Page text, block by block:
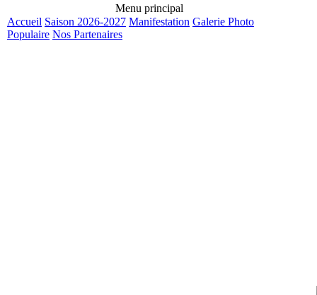
Menu principal
Accueil Saison 2026-2027 Manifestation Galerie Photo
Populaire Nos Partenaires